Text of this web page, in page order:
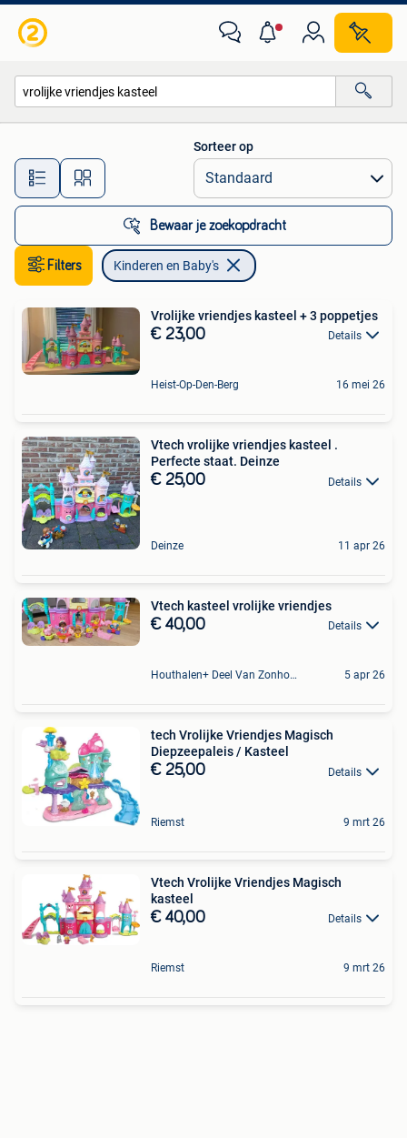
Alle afstanden…
Sorteer op
Bewaar je zoekopdracht
Filters Kinderen en Baby's
Vrolijke vriendjes kasteel + 3 poppetjes
€ 23,00 Details
Heist-Op-Den-Berg 16 mei 26
Vtech vrolijke vriendjes kasteel .
Perfecte staat. Deinze
€ 25,00 Details
Deinze 11 apr 26
Vtech kasteel vrolijke vriendjes
€ 40,00 Details
Houthalen+ Deel Van Zonhoven En Zolder 5 apr 26
tech Vrolijke Vriendjes Magisch
Diepzeepaleis / Kasteel
€ 25,00 Details
Riemst 9 mrt 26
Vtech Vrolijke Vriendjes Magisch
kasteel
€ 40,00 Details
Riemst 9 mrt 26